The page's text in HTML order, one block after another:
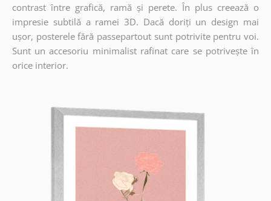
contrast între grafică, ramă și perete. În plus creează o
impresie subtilă a ramei 3D. Dacă doriți un design mai
ușor, posterele fără passepartout sunt potrivite pentru voi.
Sunt un accesoriu minimalist rafinat care se potrivește în
orice interior.